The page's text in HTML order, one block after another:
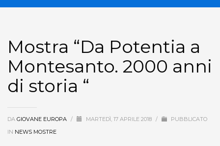
Mostra “Da Potentia a
Montesanto. 2000 anni
di storia “
DA GIOVANE EUROPA / MARTEDÌ, 17 APRILE 2018 /
PUBBLICATO
IN NEWS MOSTRE